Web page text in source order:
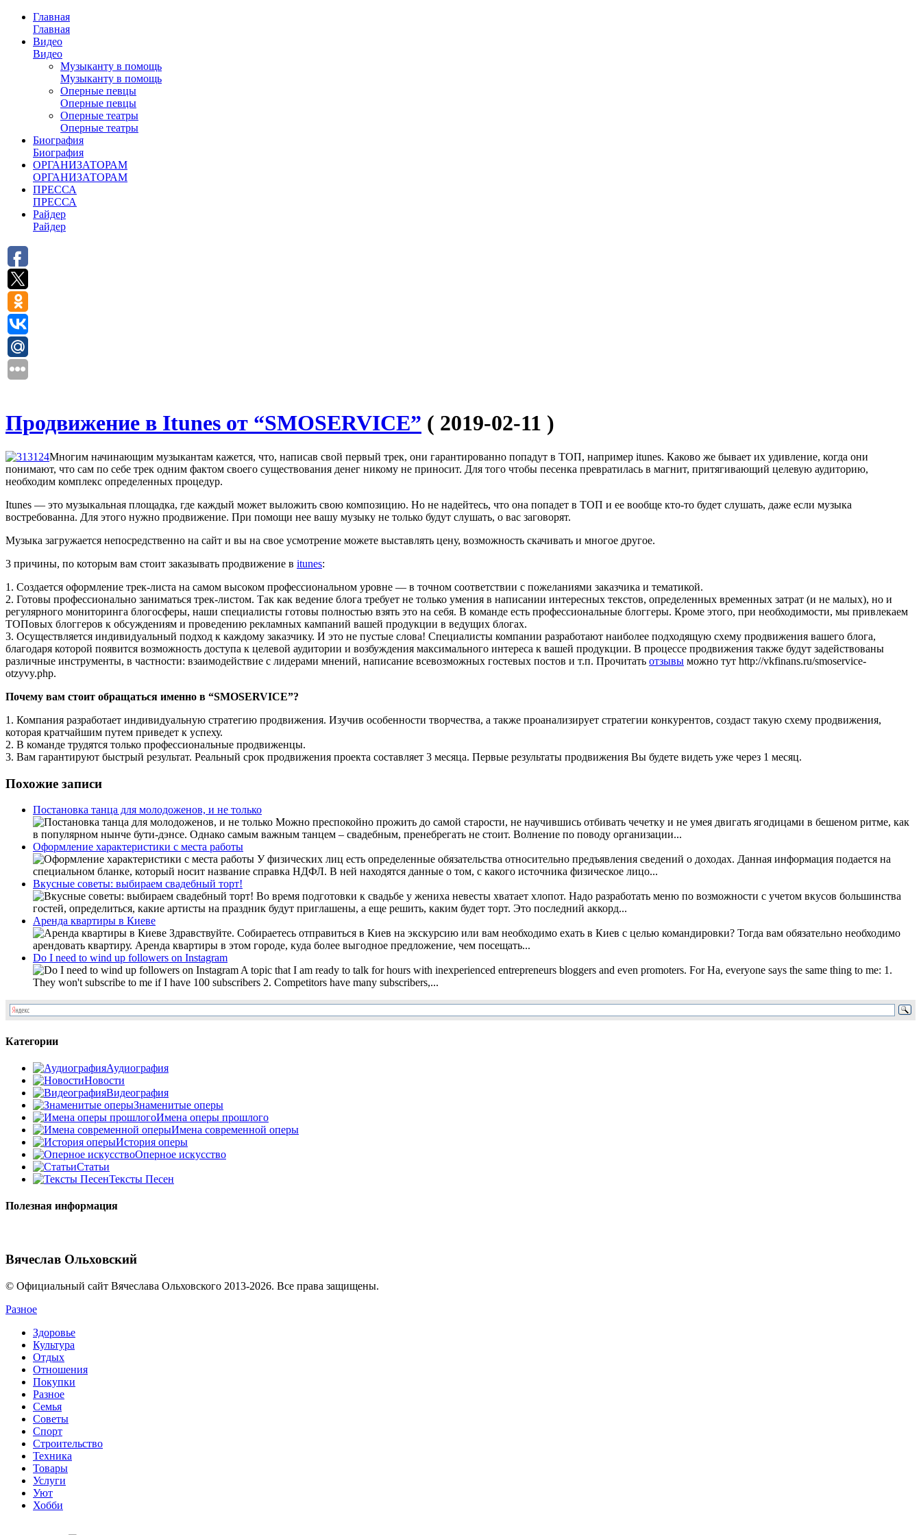
Главная
Главная
Видео
Видео
Музыканту в помощь
Музыканту в помощь
Оперные певцы
Оперные певцы
Оперные театры
Оперные театры
Биография
Биография
ОРГАНИЗАТОРАМ
ОРГАНИЗАТОРАМ
ПРЕССА
ПРЕССА
Райдер
Райдер
Продвижение в Itunes от “SMOSERVICE” ( 2019-02-11 )
Многим начинающим музыкантам кажется, что, написав свой первый трек, они гарантированно попадут в ТОП, например itunes. Каково же бывает их удивление, когда они
понимают, что сам по себе трек одним фактом своего существования денег никому не приносит. Для того чтобы песенка превратилась в магнит, притягивающий целевую аудиторию,
необходим комплекс определенных процедур.
Itunes — это музыкальная площадка, где каждый может выложить свою композицию. Но не надейтесь, что она попадет в ТОП и ее вообще кто-то будет слушать, даже если музыка
востребованна. Для этого нужно продвижение. При помощи нее вашу музыку не только будут слушать, о вас заговорят.
Музыка загружается непосредственно на сайт и вы на свое усмотрение можете выставлять цену, возможность скачивать и многое другое.
3 причины, по которым вам стоит заказывать продвижение в itunes:
1. Создается оформление трек-листа на самом высоком профессиональном уровне — в точном соответствии с пожеланиями заказчика и тематикой.
2. Готовы профессионально заниматься трек-листом. Так как ведение блога требует не только умения в написании интересных текстов, определенных временных затрат (и не малых), но и
регулярного мониторинга блогосферы, наши специалисты готовы полностью взять это на себя. В команде есть профессиональные блоггеры. Кроме этого, при необходимости, мы привлекаем
ТОПовых блоггеров к обсуждениям и проведению рекламных кампаний вашей продукции в ведущих блогах.
3. Осуществляется индивидуальный подход к каждому заказчику. И это не пустые слова! Специалисты компании разработают наиболее подходящую схему продвижения вашего блога,
благодаря которой появится возможность доступа к целевой аудитории и возбуждения максимального интереса к вашей продукции. В процессе продвижения также будут задействованы
различные инструменты, в частности: взаимодействие с лидерами мнений, написание всевозможных гостевых постов и т.п. Прочитать отзывы можно тут http://vkfinans.ru/smoservice-
otzyvy.php.
Почему вам стоит обращаться именно в “SMOSERVICE”?
1. Компания разработает индивидуальную стратегию продвижения. Изучив особенности творчества, а также проанализирует стратегии конкурентов, создаст такую схему продвижения,
которая кратчайшим путем приведет к успеху.
2. В команде трудятся только профессиональные продвиженцы.
3. Вам гарантируют быстрый результат. Реальный срок продвижения проекта составляет 3 месяца. Первые результаты продвижения Вы будете видеть уже через 1 месяц.
Похожие записи
Постановка танца для молодоженов, и не только
Можно преспокойно прожить до самой старости, не научившись отбивать чечетку и не умея двигать ягодицами в бешеном ритме, как
в популярном нынче бути-дэнсе. Однако самым важным танцем – свадебным, пренебрегать не стоит. Волнение по поводу организации...
Оформление характеристики с места работы
У физических лиц есть определенные обязательства относительно предъявления сведений о доходах. Данная информация подается на
специальном бланке, который носит название справка НДФЛ. В ней находятся данные о том, с какого источника физическое лицо...
Вкусные советы: выбираем свадебный торт!
Во время подготовки к свадьбе у жениха невесты хватает хлопот. Надо разработать меню по возможности с учетом вкусов большинства
гостей, определиться, какие артисты на праздник будут приглашены, а еще решить, каким будет торт. Это последний аккорд...
Аренда квартиры в Киеве
Здравствуйте. Собираетесь отправиться в Киев на экскурсию или вам необходимо ехать в Киев с целью командировки? Тогда вам обязательно необходимо
арендовать квартиру. Аренда квартиры в этом городе, куда более выгодное предложение, чем посещать...
Do I need to wind up followers on Instagram
A topic that I am ready to talk for hours with inexperienced entrepreneurs bloggers and even promoters. For Ha, everyone says the same thing to me: 1.
They won't subscribe to me if I have 100 subscribers 2. Competitors have many subscribers,...
Категории
Аудиография
Новости
Видеография
Знаменитые оперы
Имена оперы прошлого
Имена современной оперы
История оперы
Оперное искусство
Статьи
Тексты Песен
Полезная информация
Вячеслав Ольховский
© Официальный сайт Вячеслава Ольховского 2013-2026. Все права защищены.
Разное
Здоровье
Культура
Отдых
Отношения
Покупки
Разное
Семья
Советы
Спорт
Строительство
Техника
Товары
Услуги
Уют
Хобби